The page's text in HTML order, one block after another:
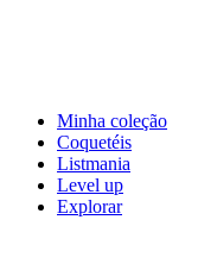
Minha coleção
Coquetéis
Listmania
Level up
Explorar